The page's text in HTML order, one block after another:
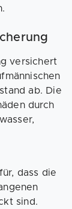
versichert
ab. Die
durch
dass die
sind.